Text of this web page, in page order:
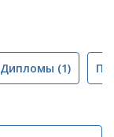
Дипломы (1)